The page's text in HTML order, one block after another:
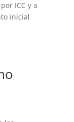
ICC y a
inicial